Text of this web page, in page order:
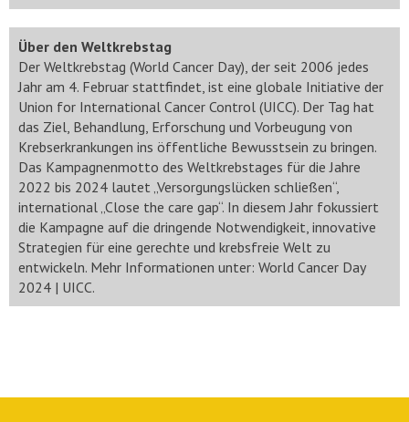
Über den Weltkrebstag
Der Weltkrebstag (World Cancer Day), der seit 2006 jedes
Jahr am 4. Februar stattfindet, ist eine globale Initiative der
Union for International Cancer Control (UICC). Der Tag hat
das Ziel, Behandlung, Erforschung und Vorbeugung von
Krebserkrankungen ins öffentliche Bewusstsein zu bringen.
Das Kampagnenmotto des Weltkrebstages für die Jahre
2022 bis 2024 lautet „Versorgungslücken schließen“,
international „Close the care gap“. In diesem Jahr fokussiert
die Kampagne auf die dringende Notwendigkeit, innovative
Strategien für eine gerechte und krebsfreie Welt zu
entwickeln. Mehr Informationen unter: World Cancer Day
2024 | UICC.